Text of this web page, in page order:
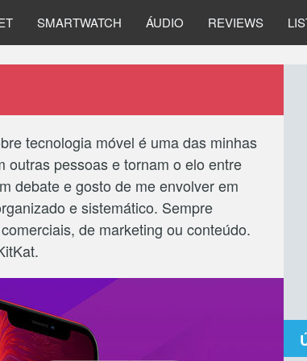
SMARTWATCH ÁUDIO REVIEWS
tecnologia móvel é uma das minhas
outras pessoas e tornam o elo entre
debate e gosto de me envolver em
e sistemático. Sempre
de marketing ou conteúdo.